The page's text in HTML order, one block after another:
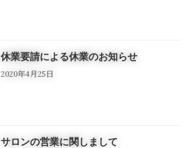
休業要請による休業のお知らせ
2020年4月25日
サロンの営業に関しまして